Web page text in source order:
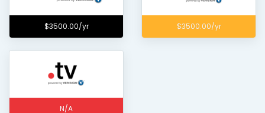
$3500.00/yr $3500.00/yr
N/A